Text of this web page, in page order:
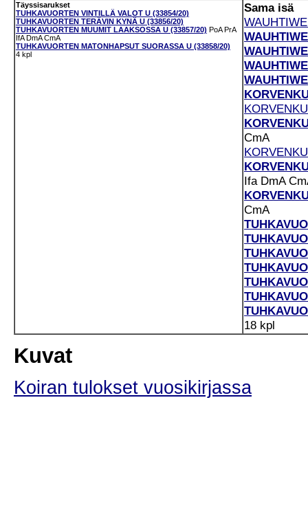
Täyssisarukset
TUHKAVUORTEN VINTILLÄ VALOT U (33854/20)
TUHKAVUORTEN TERÄVIN KYNÄ U (33856/20)
TUHKAVUORTEN MUUMIT LAAKSOSSA U (33857/20) PoA PrA
IfA DmA CmA
TUHKAVUORTEN MATONHAPSUT SUORASSA U (33858/20)
4 kpl
Sama isä
CmA
Ifa DmA
CmA
18 kpl
Kuvat
Koiran tulokset vuosikirjassa